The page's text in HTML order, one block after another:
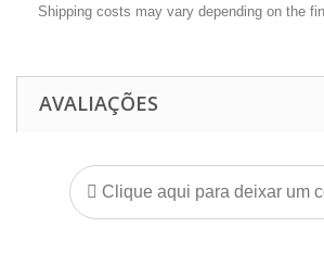
Shipping costs may vary depending on the
AVALIAÇÕES
Clique aqui para deixar um